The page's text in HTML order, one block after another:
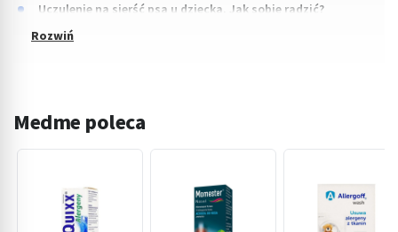
Uczulenie na sierść psa u dziecka. Jak sobie radzić?
Medme poleca